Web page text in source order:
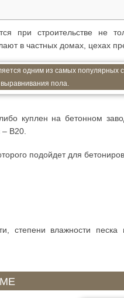
при строительстве не
в частных домах, цехах
одним из самых популярных
выравнивания пола.
куплен на бетонном
В20.
подойдет для
степени влажности